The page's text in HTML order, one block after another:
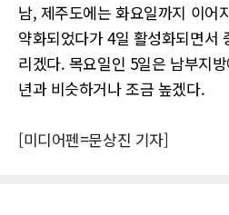
남, 제주도에는 화요일까지 이어
약화되었다가 4일 활성화되면서
리겠다. 목요일인 5일은 남부지
년과 비슷하거나 조금 높겠다.
[미디어펜=문상진 기자]